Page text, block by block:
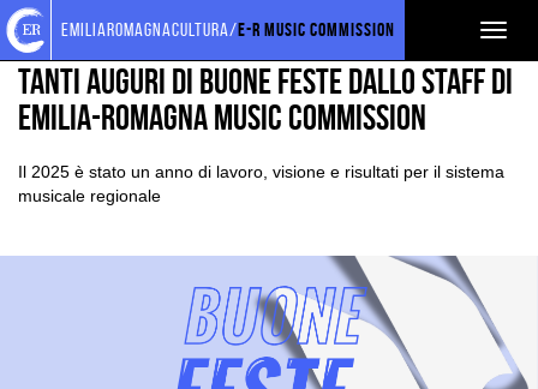
Torna
alla
home
page
Cerca
nel
sito
Salta
ai
contenuti
Salta
al
menu
principale
emiliaromagnacultura/E-R Music Commission
EVENTI E NEWS NEWS
TANTI AUGURI DI BUONE FESTE DALLO STAFF DI
EMILIA-ROMAGNA MUSIC COMMISSION
Il 2025 è stato un anno di lavoro, visione e risultati per il sistema
musicale regionale